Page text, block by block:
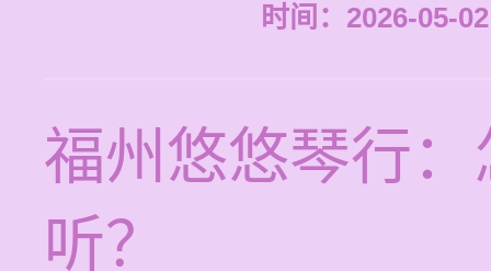
时间：2026-05-
福州悠悠琴行
听？